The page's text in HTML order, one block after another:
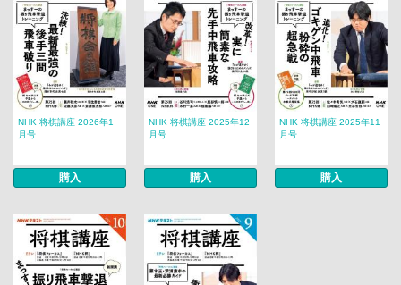
NHK 将棋講座 2026年1
月号
購入
NHK 将棋講座 2025年12
月号
購入
NHK 将棋講座 2025年11
月号
購入